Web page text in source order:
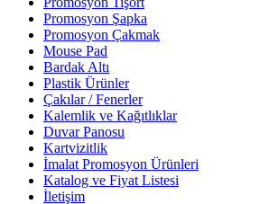
Promosyon Şapka
Promosyon Çakmak
Mouse Pad
Bardak Altı
Plastik Ürünler
Çakılar / Fenerler
Kalemlik ve Kağıtlıklar
Duvar Panosu
Kartvizitlik
İmalat Promosyon Ürünleri
Katalog ve Fiyat Listesi
İletişim